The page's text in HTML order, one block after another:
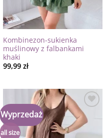
Kombinezon-sukienka
muślinowy z falbankami
khaki
99,99 zł
Wyprzedaż
all size
Dodaj
do
listy